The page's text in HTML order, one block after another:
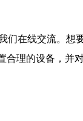
们在线交流。想
合理的设备，并